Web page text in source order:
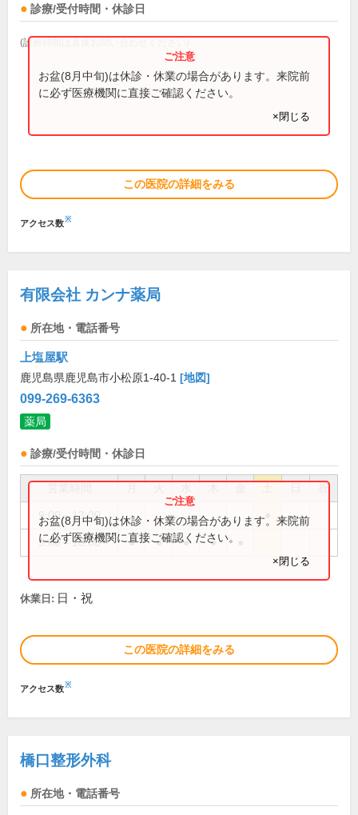
診療/受付時間・休診日
(診療時間は直接お問い合わせください)
お盆(8月中旬)は休診・休業の場合があります。来院前
に必ず医療機関に直接ご確認ください。
×閉じる
この医院の詳細をみる
アクセス数※
有限会社 カンナ薬局
所在地・電話番号
上塩屋駅
鹿児島県鹿児島市小松原1-40-1 [地図]
099-269-6363
薬局
診療/受付時間・休診日
祝
9:00～13:00
9:00～18:00 ● ● ● ●
お盆(8月中旬)は休診・休業の場合があります。来院前
に必ず医療機関に直接ご確認ください。
×閉じる
休業日: 日・祝
この医院の詳細をみる
アクセス数※
橋口整形外科
所在地・電話番号